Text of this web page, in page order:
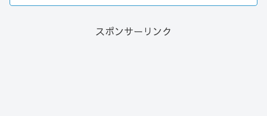
スポンサーリンク